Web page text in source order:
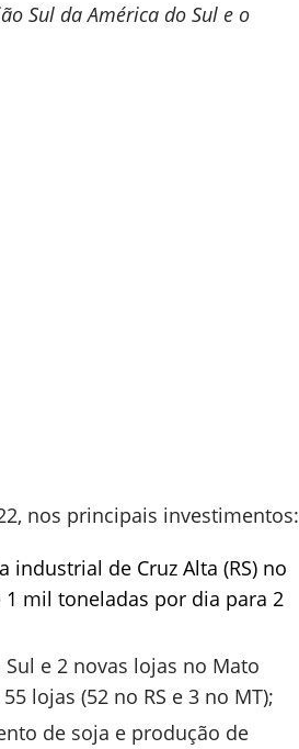
Sul da América do Sul e o
nos principais investimentos:
de Cruz Alta (RS) no
mil toneladas por dia para 2
e 2 novas lojas no Mato
lojas (52 no RS e 3 no MT);
de soja e produção de